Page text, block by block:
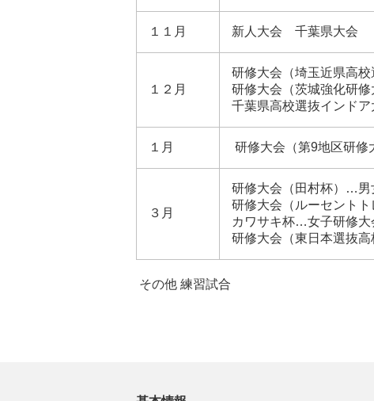
１１月 新人大会 千葉県大会
１２月
研修大会（埼玉近県高
研修大会（茨城強化研
千葉県高校選抜インドア
１月 研修大会（第9地区研
３月
研修大会（田村杯）…男
研修大会（ルーセント
カワサキ杯…女子研修
研修大会（東日本選抜
その他 練習試合